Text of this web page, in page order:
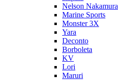
Nelson Nakamura
Marine Sports
Monster 3X
Yara
Deconto
Borboleta
KV
Lori
Maruri